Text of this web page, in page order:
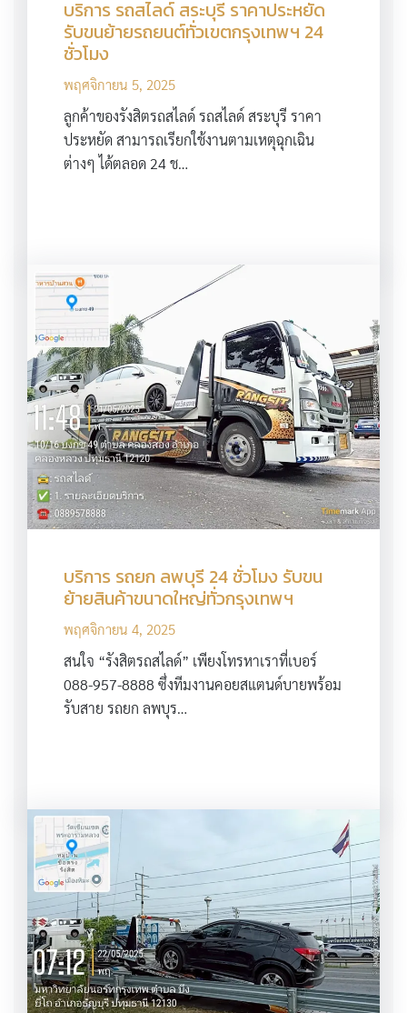
บริการ รถสไลด์ สระบุรี ราคาประหยัด
รับขนย้ายรถยนต์ทั่วเขตกรุงเทพฯ 24
ชั่วโมง
พฤศจิกายน 5, 2025
ลูกค้าของรังสิตรถสไลด์ รถสไลด์ สระบุรี ราคา
ประหยัด สามารถเรียกใช้งานตามเหตุฉุกเฉิน
ต่างๆ ได้ตลอด 24 ช…
บริการ รถยก ลพบุรี 24 ชั่วโมง รับขน
ย้ายสินค้าขนาดใหญ่ทั่วกรุงเทพฯ
พฤศจิกายน 4, 2025
สนใจ “รังสิตรถสไลด์” เพียงโทรหาเราที่เบอร์
088-957-8888 ซึ่งทีมงานคอยสแตนด์บายพร้อม
รับสาย รถยก ลพบุร…